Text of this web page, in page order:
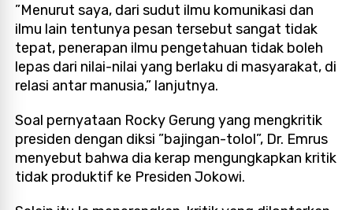
”Menurut saya, dari sudut ilmu komunikasi dan
ilmu lain tentunya pesan tersebut sangat tidak
tepat, penerapan ilmu pengetahuan tidak boleh
lepas dari nilai-nilai yang berlaku di masyarakat, di
relasi antar manusia,” lanjutnya.
Soal pernyataan Rocky Gerung yang mengkritik
presiden dengan diksi ”bajingan-tolol”, Dr. Emrus
menyebut bahwa dia kerap mengungkapkan kritik
tidak produktif ke Presiden Jokowi.